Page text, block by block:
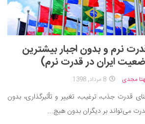
نرم و بدون اجبار بیشترین
وضعیت ایران در قدرت نرم)
مجدی 8 مرداد, 1398
قدرت جذب، ترغیب، تغییر و تأثیرگذاری، بدون
می‌تواند بر دیگران بدون هیچ...